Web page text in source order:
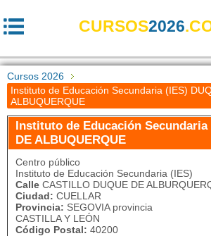
CURSOS2026
Cursos 2026
Instituto de Educación Secundaria (IES)
ALBUQUERQUE
Instituto de Educación Secundaria
DE ALBUQUERQUE
Centro público
Instituto de Educación Secundaria (IES)
Calle CASTILLO DUQUE DE
Ciudad: CUELLAR
Provincia: SEGOVIA provincia
CASTILLA Y LEÓN
Código Postal: 40200